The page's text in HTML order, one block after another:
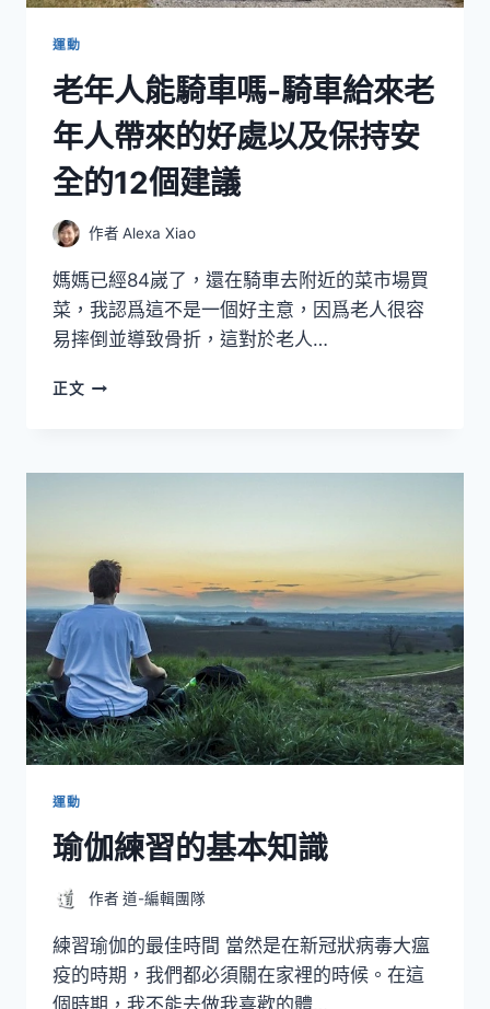
運動
老年人能騎車嗎-騎車給來老
年人帶來的好處以及保持安
全的12個建議
作者 Alexa Xiao
媽媽已經84嵗了，還在騎車去附近的菜市場買
菜，我認爲這不是一個好主意，因爲老人很容
易摔倒並導致骨折，這對於老人…
正文老
騎
車
給
來
老
年
人
帶
來
的
及
保
持
安
全
的
12
個
運動
瑜伽練習的基本知識
作者 道-編輯團隊
練習瑜伽的最佳時間 當然是在新冠狀病毒大瘟
疫的時期，我們都必須關在家裡的時候。在這